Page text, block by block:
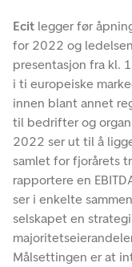
Ecit legger før
for 2022 og
presentasjon fra kl.
i ti europeiske
innen blant annet
til bedrifter og
2022 ser ut til å
samlet for fjorårets
rapportere en
ser i enkelte
selskapet en
Målsettingen er at